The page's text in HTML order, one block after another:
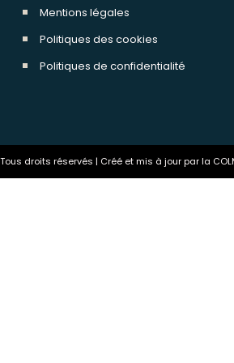
Mentions légales
Politiques des cookies
Politiques de confidentialité
droits réservés | Créé et mis à jour par la